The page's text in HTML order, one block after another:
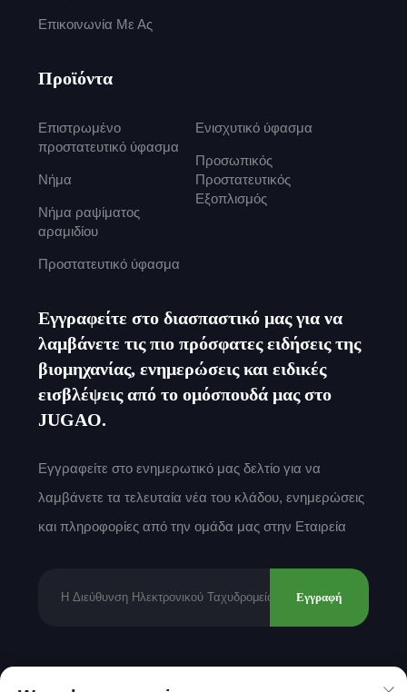
Επικοινωνία Με Ας
Προϊόντα
Επιστρωμένο
προστατευτικό ύφασμα
Νήμα
Νήμα ραψίματος
αραμιδίου
Προστατευτικό ύφασμα
Ενισχυτικό ύφασμα
Προσωπικός
Προστατευτικός
Εξοπλισμός
Εγγραφείτε στο διασπαστικό μας για να
λαμβάνετε τις πιο πρόσφατες ειδήσεις της
βιομηχανίας, ενημερώσεις και ειδικές
εισβλέψεις από το ομόσπουδά μας στο
JUGAO.
Εγγραφείτε στο ενημερωτικό μας δελτίο για να
λαμβάνετε τα τελευταία νέα του κλάδου, ενημερώσεις
και πληροφορίες από την ομάδα μας στην Εταιρεία
Εγγραφή